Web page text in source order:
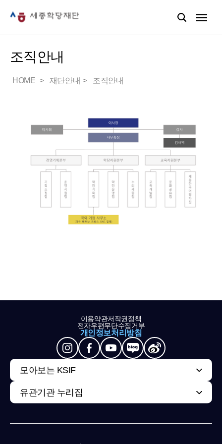
조직안내
HOME 재단안내 조직안내
이용약관저작권정책
전자우편무단수집거부
개인정보처리방침
모아보는 KSIF
유관기관 누리집